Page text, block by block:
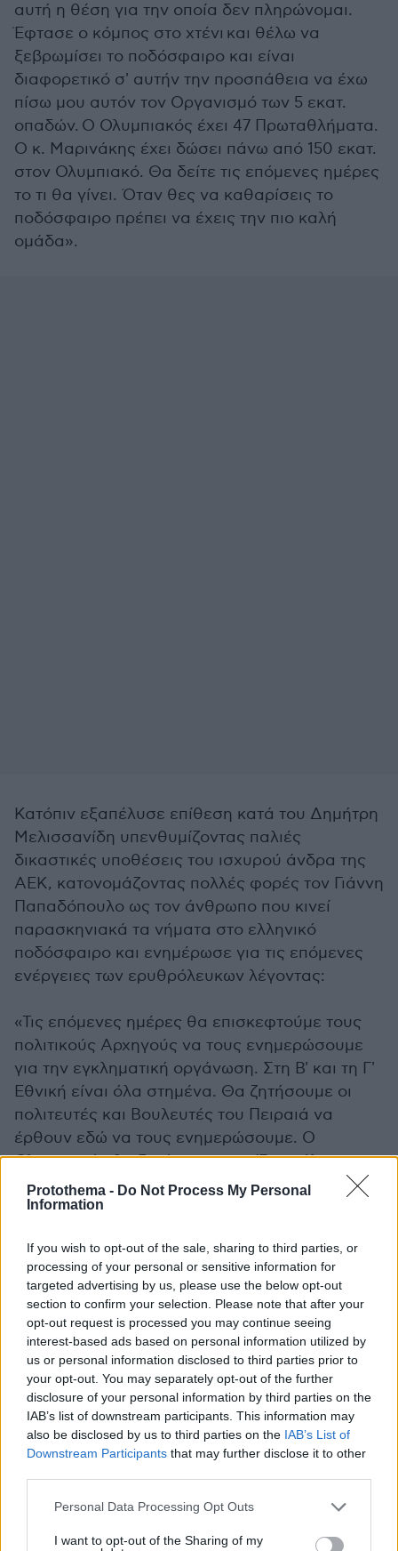
Protothema - Do Not Process My Personal
Information
If you wish to opt-out of the sale, sharing to third parties, or
processing of your personal or sensitive information for
targeted advertising by us, please use the below opt-out
section to confirm your selection. Please note that after your
opt-out request is processed you may continue seeing
interest-based ads based on personal information utilized by
us or personal information disclosed to third parties prior to
your opt-out. You may separately opt-out of the further
disclosure of your personal information by third parties on the
IAB’s list of downstream participants. This information may
also be disclosed by us to third parties on the IAB’s List of
Downstream Participants that may further disclose it to other
Please note that this website/app uses one or more Google
not limited to your visit or usage behaviour. You may click to
Personal Data Processing Opt Outs
I want to opt-out of the Sharing of my
αυτή η θέση για την οποία δεν πληρώνομαι.
Έφτασε ο κόμπος στο χτένι και θέλω να
ξεβρωμίσει το ποδόσφαιρο και είναι
διαφορετικό σ' αυτήν την προσπάθεια να έχω
πίσω μου αυτόν τον Οργανισμό των 5 εκατ.
οπαδών. Ο Ολυμπιακός έχει 47 Πρωταθλήματα.
Ο κ. Μαρινάκης έχει δώσει πάνω από 150 εκατ.
στον Ολυμπιακό. Θα δείτε τις επόμενες ημέρες
το τι θα γίνει. Όταν θες να καθαρίσεις το
ποδόσφαιρο πρέπει να έχεις την πιο καλή
ομάδα».
Κατόπιν εξαπέλυσε επίθεση κατά του Δημήτρη
Μελισσανίδη υπενθυμίζοντας παλιές
δικαστικές υποθέσεις του ισχυρού άνδρα της
ΑΕΚ, κατονομάζοντας πολλές φορές τον Γιάννη
Παπαδόπουλο ως τον άνθρωπο που κινεί
παρασκηνιακά τα νήματα στο ελληνικό
ποδόσφαιρο και ενημέρωσε για τις επόμενες
ενέργειες των ερυθρόλευκων λέγοντας:
«Τις επόμενες ημέρες θα επισκεφτούμε τους
πολιτικούς Αρχηγούς να τους ενημερώσουμε
για την εγκληματική οργάνωση. Στη Β' και τη Γ'
Εθνική είναι όλα στημένα. Θα ζητήσουμε οι
πολιτευτές και Βουλευτές του Πειραιά να
έρθουν εδώ να τους ενημερώσουμε. Ο
Ολυμπιακός θα ζητήσει να ανοίξουν όλοι οι
λογαριασμοί των μελών της ΚΕΔ από το 2014
και μετά.
της Κυριακής και ποιοι επικοινώνησαν με
ποιους. Την άρση επίσης των τραπεζικών
λογαριασμών όλων των μελών της ΚΕΔ. Τι έχει
κάνει η Σούπερ Λιγκ για τα στημένα; Η
καθυστέρηση έχει να κάνει με το ότι άλλαξε το
ποινολόγιο ο Μπαλτάκος;
Στη συνέχεια αναφέρθηκε στο γιατί ο
Ολυμπιακός στρέφεται κατά του Γρηγόρη
Δημητριάδη, πρώην Γενικού Γραμματέα του